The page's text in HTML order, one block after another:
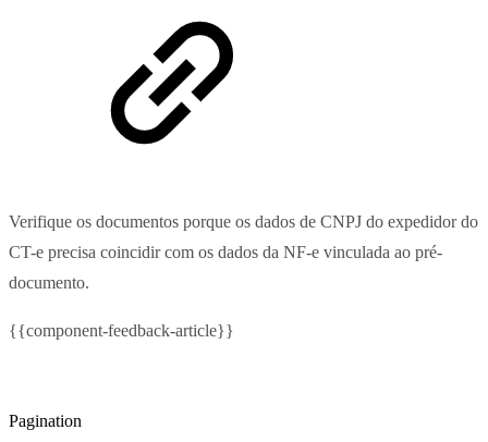
Verifique os documentos porque os dados de CNPJ do expedidor do
CT-e precisa coincidir com os dados da NF-e vinculada ao pré-
documento.
{{component-feedback-article}}
Pagination